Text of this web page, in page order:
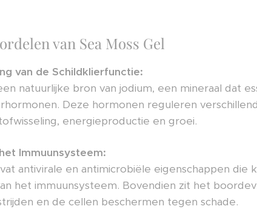
van Sea Moss Gel
van de Schildklierfunctie:
natuurlijke bron van jodium, een mineraal dat
Deze hormonen reguleren
energieproductie en groei.
Immuunsysteem:
antivirale en antimicrobiële eigenschappen die
het immuunsysteem. Bovendien zit het
en de cellen beschermen tegen schade.